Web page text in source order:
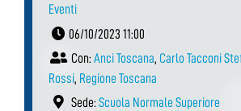
Eventi
06/10/2023 11:00
Con: Anci Toscana, Carlo Tacconi
Rossi, Regione Toscana
Sede: Scuola Normale Superiore